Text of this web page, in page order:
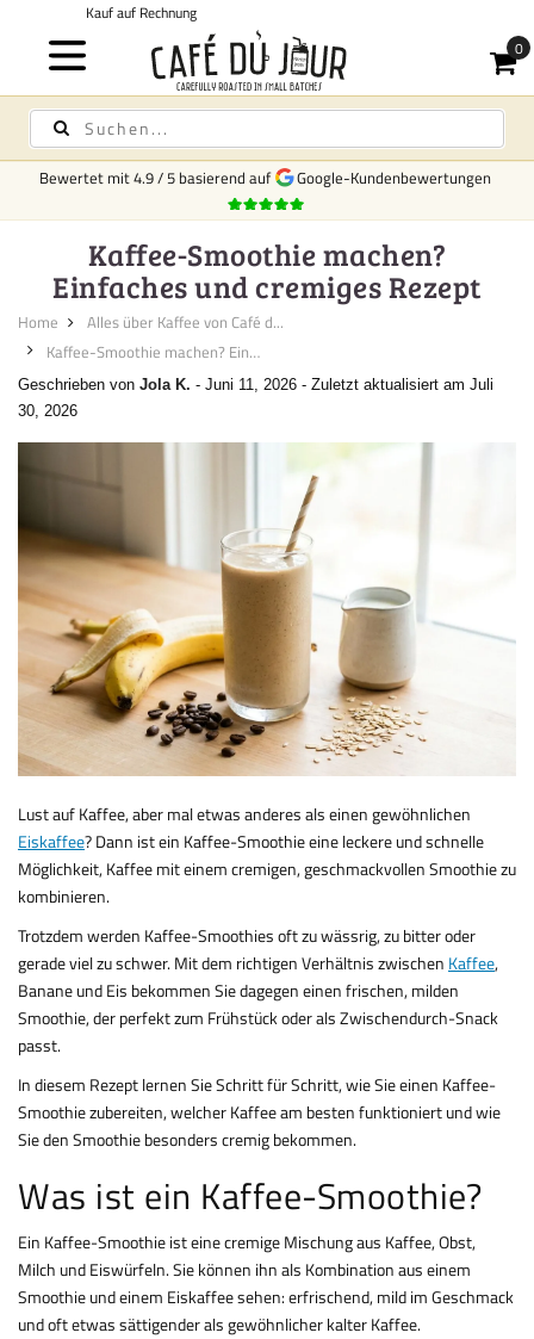
Kostenloser Versand
Bewertet mit4.9/5 basierend auf Google-Kundenbewertungen
Kaffee-Smoothie machen?
Einfaches und cremiges Rezept
Home
Alles über Kaffee von Café d...
Kaffee-Smoothie machen? Einfac...
Geschrieben von Jola K. - Juni 11, 2026 - Zuletzt aktualisiert am Juli
30, 2026
Lust auf Kaffee, aber mal etwas anderes als einen gewöhnlichen
Eiskaffee? Dann ist ein Kaffee-Smoothie eine leckere und schnelle
Möglichkeit, Kaffee mit einem cremigen, geschmackvollen Smoothie zu
kombinieren.
Trotzdem werden Kaffee-Smoothies oft zu wässrig, zu bitter oder
gerade viel zu schwer. Mit dem richtigen Verhältnis zwischen Kaffee,
Banane und Eis bekommen Sie dagegen einen frischen, milden
Smoothie, der perfekt zum Frühstück oder als Zwischendurch-Snack
passt.
In diesem Rezept lernen Sie Schritt für Schritt, wie Sie einen Kaffee-
Smoothie zubereiten, welcher Kaffee am besten funktioniert und wie
Sie den Smoothie besonders cremig bekommen.
Was ist ein Kaffee-Smoothie?
Ein Kaffee-Smoothie ist eine cremige Mischung aus Kaffee, Obst,
Milch und Eiswürfeln. Sie können ihn als Kombination aus einem
Smoothie und einem Eiskaffee sehen: erfrischend, mild im Geschmack
und oft etwas sättigender als gewöhnlicher kalter Kaffee.